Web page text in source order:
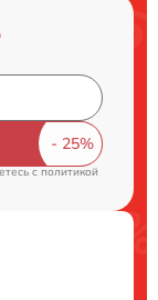
cполитикой